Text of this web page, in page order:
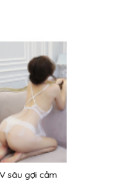
sâu gợi cảm